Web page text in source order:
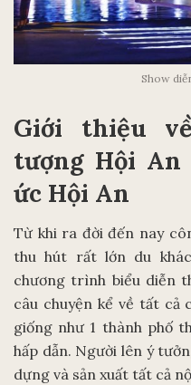
Show
Giới thiệu
tượng Hội
ức Hội An
Từ khi ra đời đến nay
thu hút rất lớn du
chương trình biểu diễn
câu chuyện kể về tất cả
giống như 1 thành phố
hấp dẫn. Người lên ý
dựng và sản xuất tất cả